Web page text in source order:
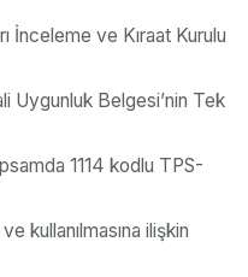
İnceleme ve Kıraat Kurulu
Uygunluk Belgesi’nin Tek
1114 kodlu TPS-
kullanılmasına ilişkin